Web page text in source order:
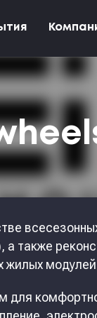
также
жилых
для